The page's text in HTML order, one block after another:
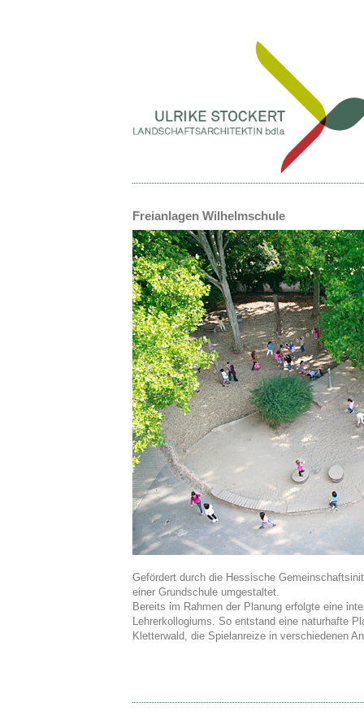
Gefördert durch die Hessische
einer Grundschule umgestaltet.
Bereits im Rahmen der Planung erfolgte eine
Lehrerkollogiums. So entstand eine naturhafte
Kletterwald, die Spielanreize in verschiedenen
Freianlagen Wilhelmschule